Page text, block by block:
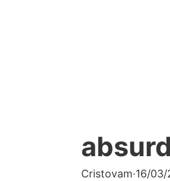
Cristovam·16/03/